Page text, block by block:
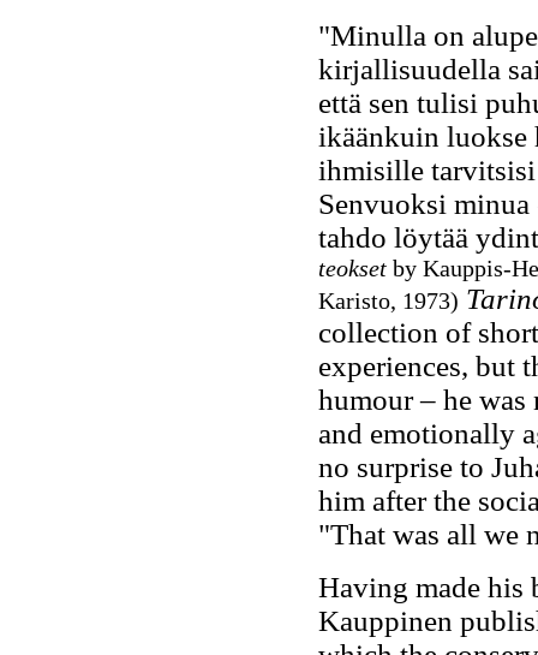
"Minulla on
kirjallisuudella
että sen tulisi
ikäänkuin luokse
ihmisille tarvitsisi
Senvuoksi
tahdo löytää
teoksetby Kauppis-
Karisto, 1973)
collection of
experiences, but
humour – he
and emotionally
no surprise to
him after the
"That was all we
Having made his
Kauppinen